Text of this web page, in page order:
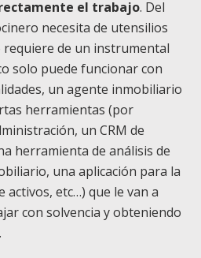
el trabajo. Del
necesita de utensilios
requiere de un instrumental
solo puede funcionar con
un agente inmobiliario
herramientas (por
un CRM de
herramienta de análisis de
una aplicación para la
etc…) que le van a
con solvencia y obteniendo